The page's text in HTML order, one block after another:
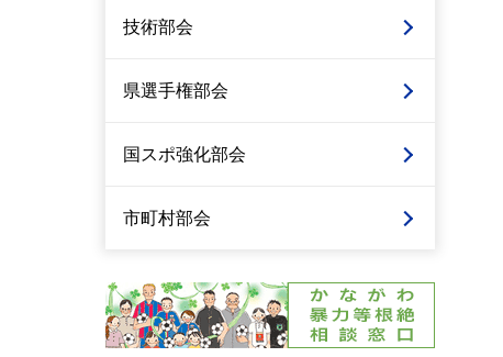
技術部会
県選手権部会
国スポ強化部会
市町村部会